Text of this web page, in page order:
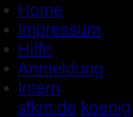
Home
Impressum
Hilfe
Anmeldung
Intern
sfkm.de koenig